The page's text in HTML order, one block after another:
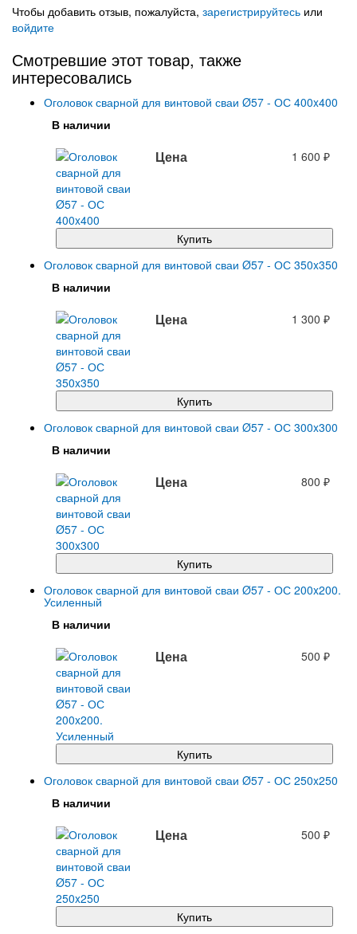
Чтобы добавить отзыв, пожалуйста, зарегистрируйтесь или
войдите
Смотревшие этот товар, также
интересовались
Оголовок сварной для винтовой сваи Ø57 - ОС 400x400
В наличии
Цена 1 600₽
Купить
Оголовок сварной для винтовой сваи Ø57 - ОС 350x350
В наличии
Цена 1 300₽
Купить
Оголовок сварной для винтовой сваи Ø57 - ОС 300x300
В наличии
Цена 800₽
Купить
Оголовок сварной для винтовой сваи Ø57 - ОС 200x200.
Усиленный
В наличии
Цена 500₽
Купить
Оголовок сварной для винтовой сваи Ø57 - ОС 250x250
В наличии
Цена 500₽
Купить